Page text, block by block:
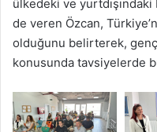
ülkedeki ve yurtdışındaki
de veren Özcan,
olduğunu belirterek,
konusunda tavsiyelerde